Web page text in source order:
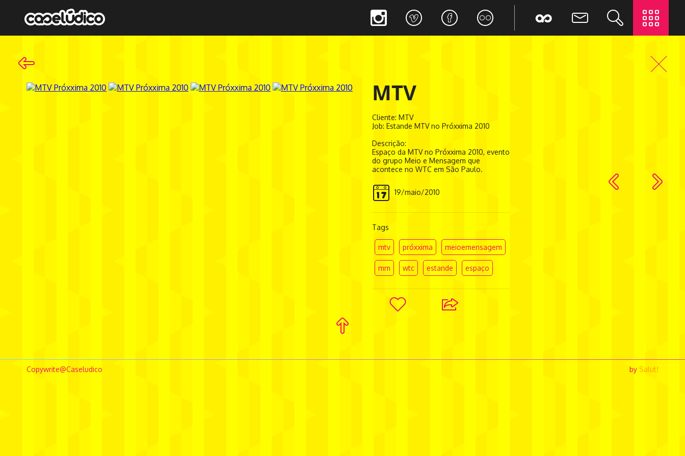
MTV
Cliente: MTV
Job: Estande MTV no Próxxima 2010
Descrição:
Espaço da MTV no Próxxima 2010, evento
do grupo Meio e Mensagem que
acontece no WTC em São Paulo.
19/maio/2010
Tags
mtv próxxima meioemensagem
mm wtc estande espaço
Copywrite@Caseludico by Salut!